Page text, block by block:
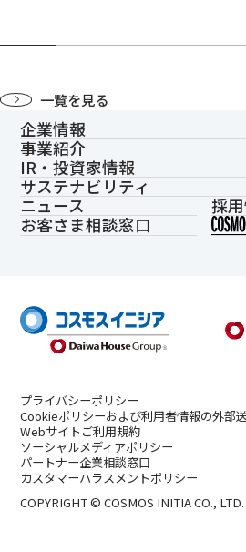
一覧を見る
企業情報
事業紹介
IR・投資家情報
サステナビリティ
ニュース
採
お客さま相談窓口
プライバシーポリシー
Cookieポリシーおよび利用者情報の外部
Webサイトご利用規約
ソーシャルメディアポリシー
パートナー企業相談窓口
カスタマーハラスメントポリシー
COPYRIGHT © COSMOS INITIA CO.,